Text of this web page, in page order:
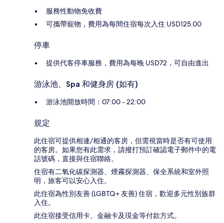
服務性動物免收費
可攜帶寵物，費用為每間住宿每次入住 USD125.00
停車
提供代客停車服務，費用為每晚 USD72，可自由進出
游泳池、Spa 和健身房 (如有)
游泳池開放時間：07:00 - 22:00
規定
此住宿可提供相連/相通的客房，但需視當時是否有可使用
的客房。如果您有此需求，請撥打預訂確認電子郵件中的電
話號碼，直接與住宿聯絡。
住宿有二氧化碳探測器、煙霧探測器、保全系統和室外照
明，旅客可以安心入住。
此住宿為性別友善 (LGBTQ+ 友善) 住宿，歡迎多元性別族群
入住。
此住宿接受信用卡、金融卡及現金等付款方式。